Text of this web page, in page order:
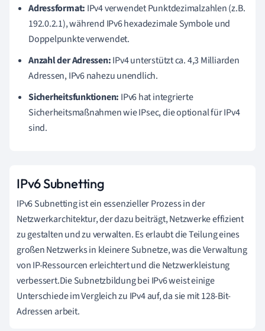
Adressformat: IPv4 verwendet Punktdezimalzahlen (z.B.
192.0.2.1), während IPv6 hexadezimale Symbole und
Doppelpunkte verwendet.
Anzahl der Adressen:IPv4 unterstützt ca. 4,3 Milliarden
Adressen, IPv6 nahezu unendlich.
Sicherheitsfunktionen: IPv6 hat integrierte
Sicherheitsmaßnahmen wie IPsec, die optional für IPv4
sind.
IPv6 Subnetting
IPv6 Subnetting ist ein essenzieller Prozess in der
Netzwerkarchitektur, der dazu beiträgt, Netzwerke effizient
zu gestalten und zu verwalten. Es erlaubt die Teilung eines
großen Netzwerks in kleinere Subnetze, was die Verwaltung
von IP-Ressourcen erleichtert und die Netzwerkleistung
verbessert.Die Subnetzbildung bei IPv6 weist einige
Unterschiede im Vergleich zu IPv4 auf, da sie mit 128-Bit-
Adressen arbeit.